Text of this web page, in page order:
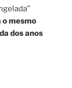
o mesmo
dos anos